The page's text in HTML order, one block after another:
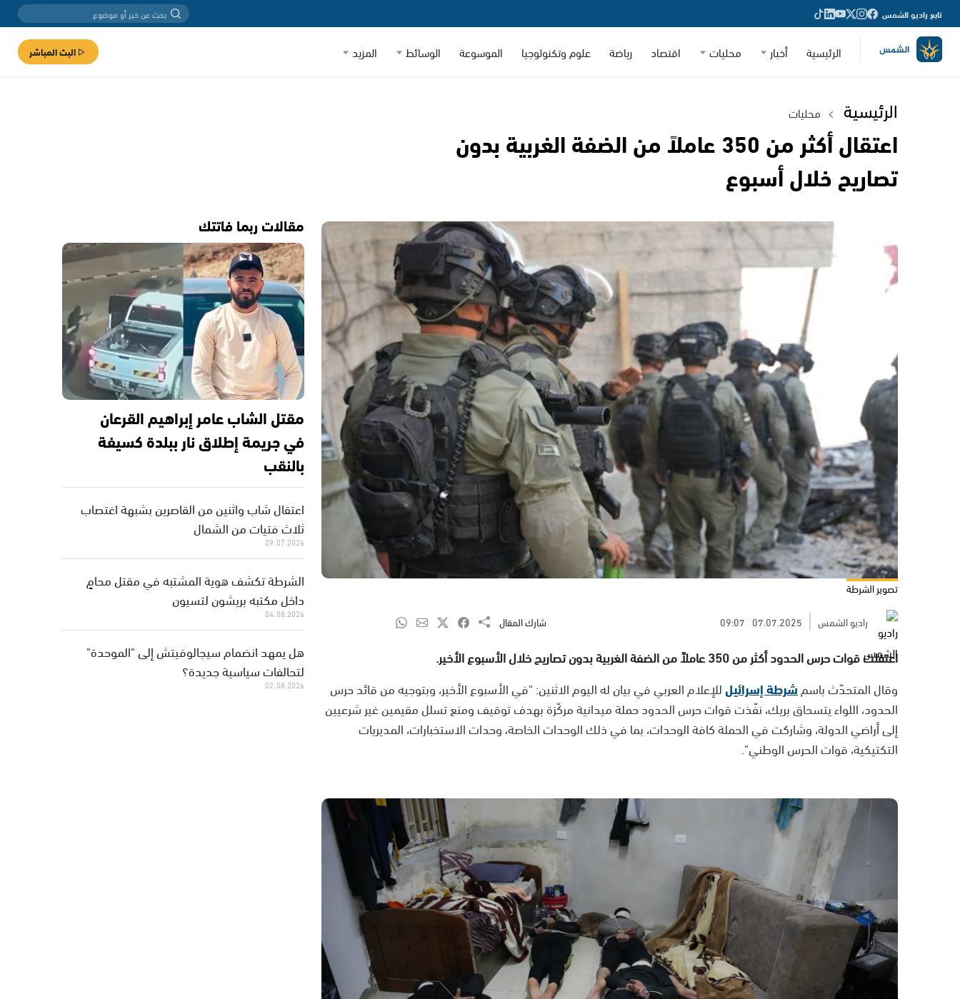
تابع راديو الشمس
الرئيسية أخبار محليات اقتصاد رياضة علوم وتكنولوجيا الموسوعة الوسائط المزيد البث المباشر
الرئيسية محليات
اعتقال أكثر من 350 عاملاً من الضفة الغربية بدون
تصاريح خلال أسبوع
تصوير الشرطة
راديو الشمس
07.07.2025
09:07 شارك المقال
اعتقلت قوات حرس الحدود أكثر من 350 عاملاً من الضفة الغربية بدون تصاريح خلال الأسبوع الأخير.
وقال المتحدّث باسمشرطة إسرائيلللإعلام العربي في بيان له اليوم الاثنين: "في الأسبوع الأخير، وبتوجيه من قائد حرس
الحدود، اللواء يتسحاق بريك، نفّذت قوات حرس الحدود حملة ميدانية مركّزة بهدف توقيف ومنع تسلل مقيمين غير شرعيين
إلى أراضي الدولة، وشاركت في الحملة كافة الوحدات، بما في ذلك الوحدات الخاصة، وحدات الاستخبارات، المديريات
التكتيكية، قوات الحرس الوطني".
مقالات ربما فاتتك
مقتل الشاب عامر إبراهيم القرعان
في جريمة إطلاق نار ببلدة كسيفة
بالنقب
اعتقال شاب واثنين من القاصرين بشبهة اغتصاب
ثلاث فتيات من الشمال
29.07.2026
الشرطة تكشف هوية المشتبه في مقتل محامٍ
داخل مكتبه بريشون لتسيون
04.08.2026
هل يمهد انضمام سيجالوفيتش إلى "الموحدة"
لتحالفات سياسية جديدة؟
02.08.2026